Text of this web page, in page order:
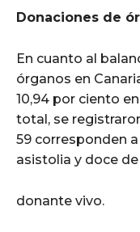
Donaciones de
En cuanto al
órganos en
10,94 por ciento
total, se
59 corresponden
asistolia y doce de
donante vivo.